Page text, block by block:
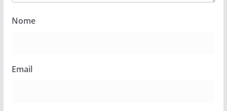
Nome
Email